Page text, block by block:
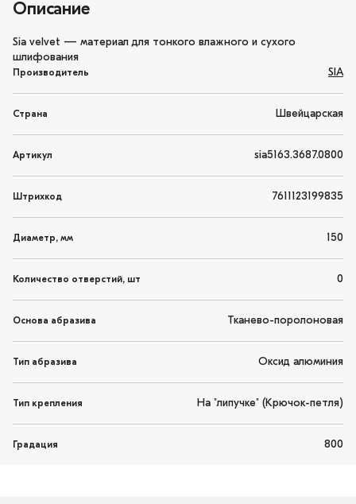
Описание
Sia velvet — материал для тонкого влажного и сухого
шлифования
Производитель SIA
Страна Швейцарская
Артикул sia5163.3687.0800
Штрихкод 7611123199835
Диаметр, мм 150
Количество отверстий, шт 0
Основа абразива Тканево-поролоновая
Тип абразива Оксид алюминия
Тип крепления На "липучке" (Крючок-петля)
Градация 800